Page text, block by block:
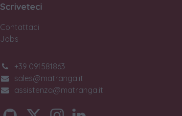
Scriveteci
Contattaci
Jobs
+39 091581863
sales@matranga.it
assistenza@matranga.it